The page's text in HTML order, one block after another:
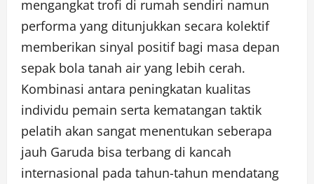
mengangkat trofi di rumah sendiri namun
performa yang ditunjukkan secara kolektif
memberikan sinyal positif bagi masa depan
sepak bola tanah air yang lebih cerah.
Kombinasi antara peningkatan kualitas
individu pemain serta kematangan taktik
pelatih akan sangat menentukan seberapa
jauh Garuda bisa terbang di kancah
internasional pada tahun-tahun mendatang